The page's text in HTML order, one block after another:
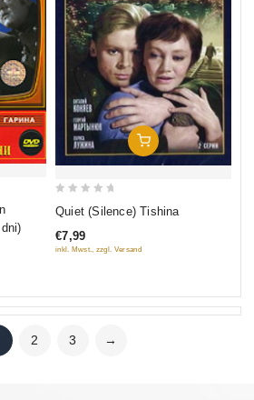
In Den Warenkorb
of
Quiet (Silence) Tishina
€7,99
inkl. Mwst., zzgl. Versand
2 3 →